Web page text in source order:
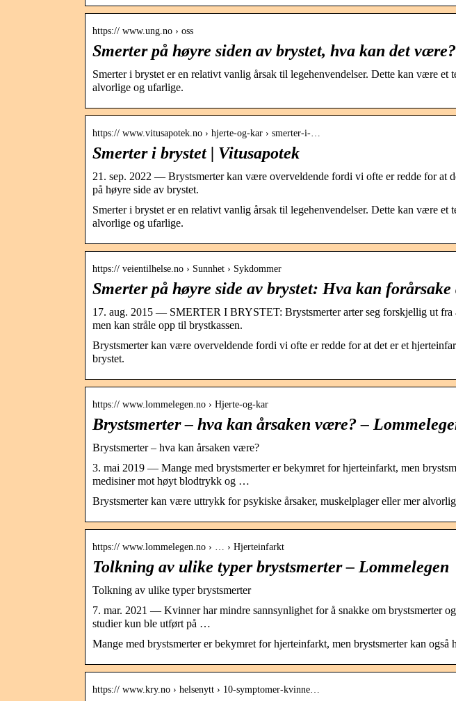
https:// www.ung.no › oss
Smerter på høyre siden av brystet, hva kan det
Smerter i brystet er en relativt vanlig årsak til legehenvendelser. Dette kan være et
alvorlige og ufarlige.
https:// www.vitusapotek.no › hjerte-og-kar › smerter-i-…
Smerter i brystet | Vitusapotek
21. sep. 2022 — Brystsmerter kan være overveldende fordi vi ofte er redde for at
på høyre side av brystet.
Smerter i brystet er en relativt vanlig årsak til legehenvendelser. Dette kan være et
alvorlige og ufarlige.
https:// veientilhelse.no › Sunnhet › Sykdommer
Smerter på høyre side av brystet: Hva kan forårsake
17. aug. 2015 — SMERTER I BRYSTET: Brystsmerter arter seg forskjellig ut
men kan stråle opp til brystkassen.
Brystsmerter kan være overveldende fordi vi ofte er redde for at det er et
brystet.
https:// www.lommelegen.no › Hjerte-og-kar
Brystsmerter – hva kan årsaken være? –
Brystsmerter – hva kan årsaken være?
3. mai 2019 — Mange med brystsmerter er bekymret for hjerteinfarkt, men
medisiner mot høyt blodtrykk og …
Brystsmerter kan være uttrykk for psykiske årsaker, muskelplager eller mer
https:// www.lommelegen.no › … › Hjerteinfarkt
Tolkning av ulike typer brystsmerter – Lommelegen
Tolkning av ulike typer brystsmerter
7. mar. 2021 — Kvinner har mindre sannsynlighet for å snakke om brystsmerter
studier kun ble utført på …
Mange med brystsmerter er bekymret for hjerteinfarkt, men brystsmerter kan også
https:// www.kry.no › helsenytt › 10-symptomer-kvinne…